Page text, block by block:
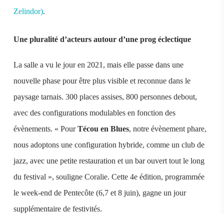
Zelindor).
Une pluralité d’acteurs autour d’une prog éclectique
La salle a vu le jour en 2021, mais elle passe dans une
nouvelle phase pour être plus visible et reconnue dans le
paysage tarnais. 300 places assises, 800 personnes debout,
avec des configurations modulables en fonction des
évènements. « PourTécou en Blues, notre évènement phare,
nous adoptons une configuration hybride, comme un club de
jazz, avec une petite restauration et un bar ouvert tout le long
du festival », souligne Coralie. Cette 4e édition, programmée
le week-end de Pentecôte (6,7 et 8 juin), gagne un jour
supplémentaire de festivités.